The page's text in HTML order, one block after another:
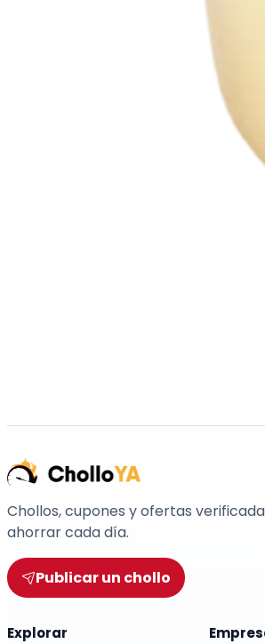
Chollos, cupones y ofertas
ahorrar cada día.
Publicar un chollo
Explorar